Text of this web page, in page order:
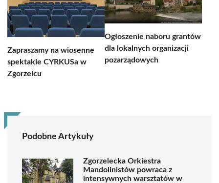
Zapraszamy na wiosenne
spektakle CYRKUSa w
Zgorzelcu
Ogłoszenie naboru grantów
dla lokalnych organizacji
pozarządowych
Podobne Artykuły
Zgorzelecka Orkiestra
Mandolinistów powraca z
intensywnych warsztatów w